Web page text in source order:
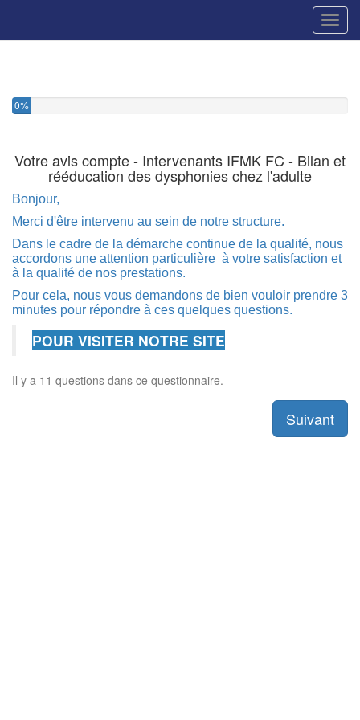
0%
Votre avis compte - Intervenants IFMK FC - Bilan et
rééducation des dysphonies chez l'adulte
Bonjour,
Merci d'être intervenu au sein de notre structure.
Dans le cadre de la démarche continue de la qualité, nous
accordons une attention particulière à votre satisfaction et
à la qualité de nos prestations.
Pour cela, nous vous demandons de bien vouloir prendre 3
minutes pour répondre à ces quelques questions.
POUR VISITER NOTRE SITE
Il y a 11 questions dans ce questionnaire.
Suivant